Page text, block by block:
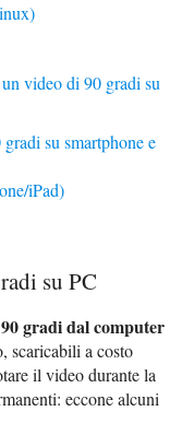
video di 90 gradi su
su smartphone e
iPad)
su PC
gradi dal computer
scaricabili a costo
il video durante la
eccone alcuni